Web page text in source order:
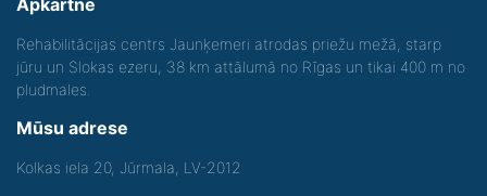
Rehabilitācijas centrs Jaunķemeri atrodas priežu mežā, starp
jūru un Slokas ezeru, 38 km attālumā no Rīgas un tikai 400 m no
pludmales.
Mūsu adrese
Kolkas iela 20, Jūrmala, LV-2012